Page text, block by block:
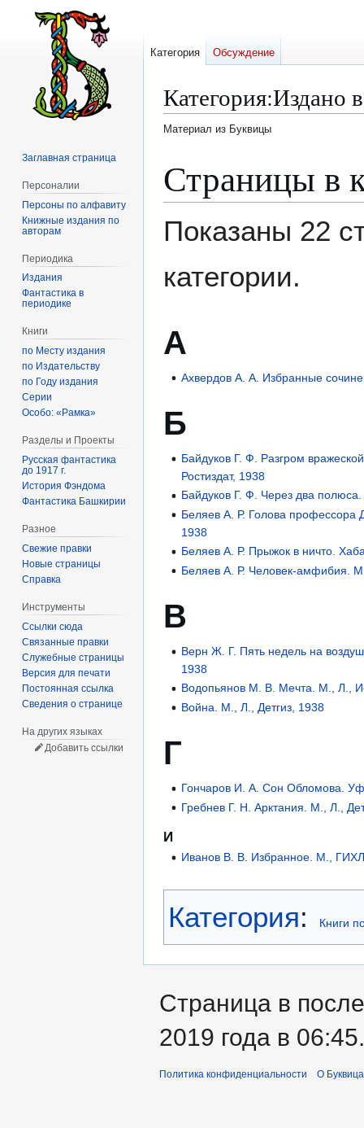
Категория:Издано
Материал из Буквицы
к
навигации
к
поиску
Страницы в
Показаны 22
категории.
А
Ахвердов А. А. Избранные
Б
Байдуков Г. Ф. Разгром
Ростиздат, 1938
Байдуков Г. Ф. Через два полюса.
Беляев А. Р. Голова профессора
1938
Беляев А. Р. Прыжок в ничто.
Беляев А. Р. Человек-амфибия.
В
Верн Ж. Г. Пять недель на
1938
Водопьянов М. В. Мечта. М., Л.,
Война. М., Л., Детгиз, 1938
Г
Гончаров И. А. Сон Обломова.
Гребнев Г. Н. Арктания. М., Л.,
И
Иванов В. В. Избранное. М.,
Категория: Книги
Категория Обсуждение
Заглавная страница
Персоналии
Персоны по алфавиту
Книжные издания по
авторам
Периодика
Издания
Фантастика в
периодике
Книги
по Месту издания
по Издательству
по Году издания
Серии
Особо: «Рамка»
Разделы и Проекты
Русская фантастика
до 1917 г.
История Фэндома
Фантастика Башкирии
Разное
Свежие правки
Новые страницы
Справка
Инструменты
Ссылки сюда
Связанные правки
Служебные страницы
Версия для печати
Постоянная ссылка
Сведения о странице
На других языках
Добавить ссылки
Страница в
2019 года в 06:45.
Политика конфиденциальности О Буквица